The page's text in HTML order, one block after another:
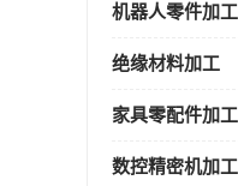
机器人零件加工
绝缘材料加工
家具零配件加工
数控精密机加工